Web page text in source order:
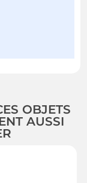
OBJETS
AUSSI